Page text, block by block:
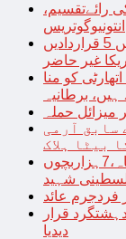
رائےتقسیم،
انتونیوگوتریس
اقوام متحدہ میں فلسطینیوں کے حق میں 5 قراردادیں
غیر حاضر
کو منا
برطانیہ
حملہ
سابق آرمی
بیٹا ہلاک
حماس اسرائیل جنگ،2ماہ مکمل: غزہ شہرتباہ،7ہزاربچوں
فردجرم عائد
قرار
دیدیا